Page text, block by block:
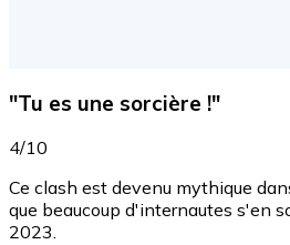
"Tu es une sorcière !"
4/10
Ce clash est devenu mythique
que beaucoup d'internautes s'en
2023.